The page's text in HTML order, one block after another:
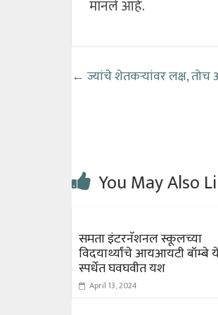
मानले आहे.
← ज्यांचे शेतकऱ्यांवर लक्ष,
You May Also
समता इंटरनॅशनल स्कूलच्या
विदयार्थ्यांचे आयआयटी बॉम्बे
स्पर्धेत घवघवीत यश
April 13, 2024